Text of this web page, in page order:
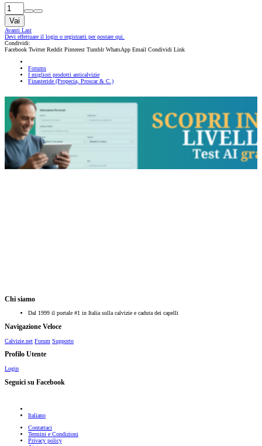
Vai
Avanti Last
Devi effettuare il login o registrarti per postare qui.
Condividi:
Facebook Twitter Reddit Pinterest Tumblr WhatsApp Email Condividi Link
Forums
I migliori prodotti anticalvizie
Finasteride (Propecia, Proscar & C.)
Chi siamo
Dal 1999 il portale #1 in Italia sulla calvizie e caduta dei capelli
Navigazione Veloce
Calvizie.net Forum Supporto
Profilo Utente
Login
Seguici su Facebook
Italiano
Contattaci
Termini e Condizioni
Privacy policy